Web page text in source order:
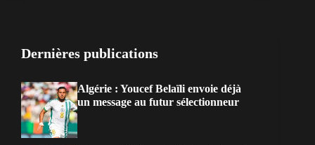
Dernières publications
Algérie : Youcef Belaïli envoie déjà
un message au futur sélectionneur